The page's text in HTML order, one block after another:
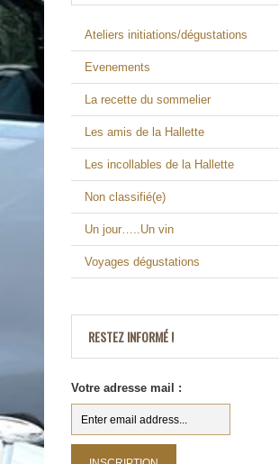
Ateliers initiations/dégustations
Evenements
La recette du sommelier
Les amis de la Hallette
Les incollables de la Hallette
Non classifié(e)
Un jour…..Un vin
Voyages dégustations
RESTEZ INFORMÉ !
Votre adresse mail :